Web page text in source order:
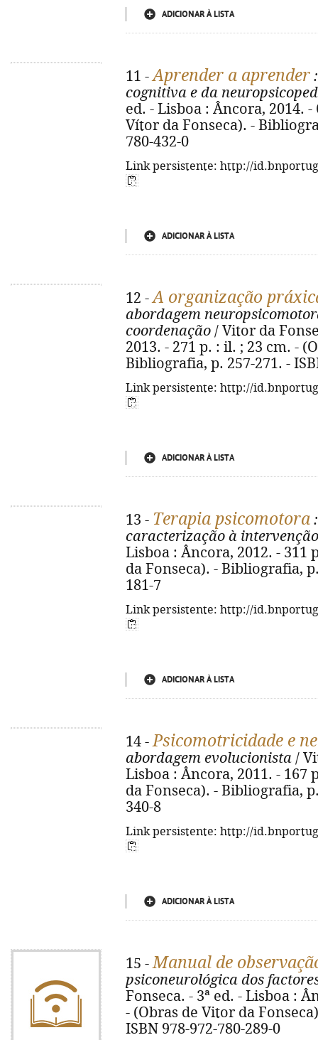
ADICIONAR À LISTA
11 -Aprender a aprender
cognitiva e da
ed. - Lisboa : Âncora, 2014.
Vítor da Fonseca). -
780-432-0
Link persistente: http://
ADICIONAR À LISTA
12 -A organização
abordagem
coordenação / Vitor da
2013. - 271 p. : il. ; 23 cm. -
Bibliografia, p. 257-271. -
Link persistente: http://
ADICIONAR À LISTA
13 - Terapia psicomotora
caracterização à intervenção
Lisboa : Âncora, 2012. - 311
da Fonseca). - Bibliografia,
181-7
Link persistente: http://
ADICIONAR À LISTA
14 -Psicomotricidade e
abordagem evolucionista /
Lisboa : Âncora, 2011. - 167
da Fonseca). - Bibliografia,
340-8
Link persistente: http://
ADICIONAR À LISTA
15 -Manual de
psiconeurológica dos
Fonseca. - 3ª ed. - Lisboa :
- (Obras de Vitor da
ISBN 978-972-780-289-0